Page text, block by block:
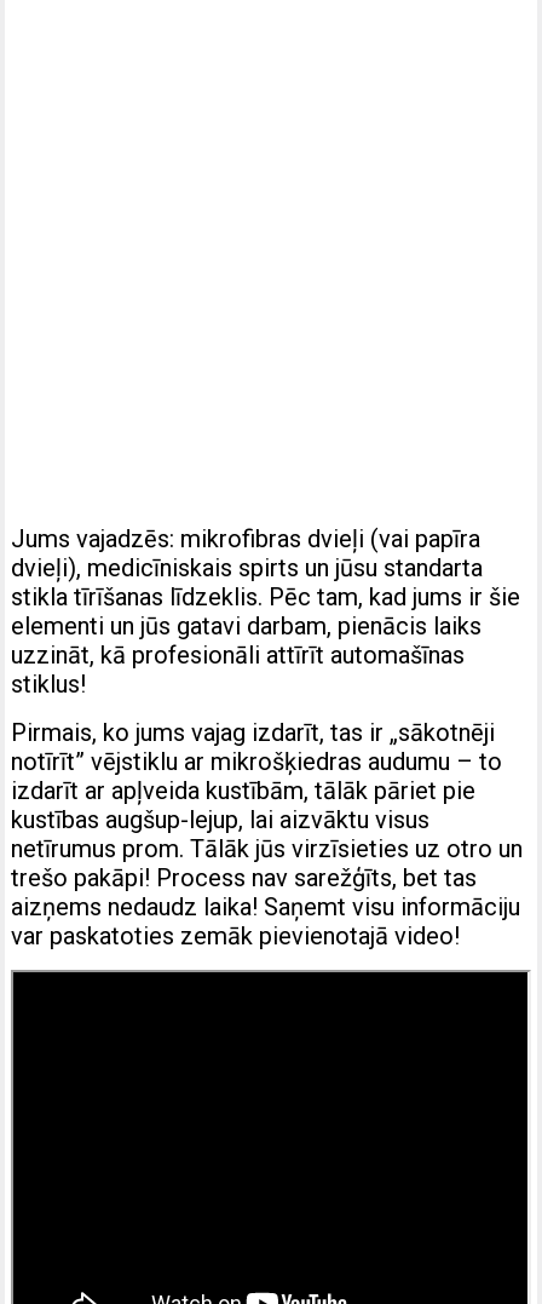
Jums vajadzēs: mikrofibras dvieļi (vai papīra
dvieļi), medicīniskais spirts un jūsu standarta
stikla tīrīšanas līdzeklis. Pēc tam, kad jums ir šie
elementi un jūs gatavi darbam, pienācis laiks
uzzināt, kā profesionāli attīrīt automašīnas
stiklus!
Pirmais, ko jums vajag izdarīt, tas ir „sākotnēji
notīrīt” vējstiklu ar mikrošķiedras audumu – to
izdarīt ar apļveida kustībām, tālāk pāriet pie
kustības augšup-lejup, lai aizvāktu visus
netīrumus prom. Tālāk jūs virzīsieties uz otro un
trešo pakāpi! Process nav sarežģīts, bet tas
aizņems nedaudz laika! Saņemt visu informāciju
var paskatoties zemāk pievienotajā video!